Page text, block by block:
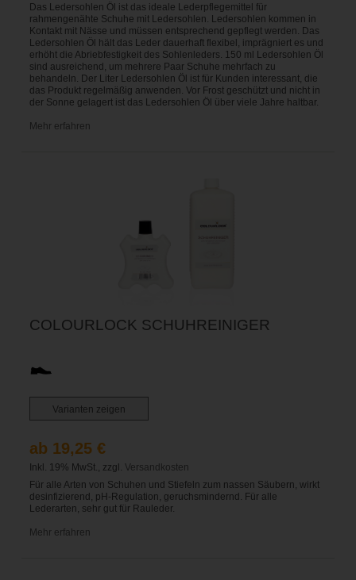
Das Ledersohlen Öl ist das ideale Lederpflegemittel für
rahmengenähte Schuhe mit Ledersohlen. Ledersohlen kommen in
Kontakt mit Nässe und müssen entsprechend gepflegt werden. Das
Ledersohlen Öl hält das Leder dauerhaft flexibel, imprägniert es und
erhöht die Abriebfestigkeit des Sohlenleders. 150 ml Ledersohlen Öl
sind ausreichend, um mehrere Paar Schuhe mehrfach zu
behandeln. Der Liter Ledersohlen Öl ist für Kunden interessant, die
das Produkt regelmäßig anwenden. Vor Frost geschützt und nicht in
der Sonne gelagert ist das Ledersohlen Öl über viele Jahre haltbar.
Mehr erfahren
COLOURLOCK SCHUHREINIGER
Varianten zeigen
ab 19,25 €
Inkl. 19% MwSt., zzgl. Versandkosten
Für alle Arten von Schuhen und Stiefeln zum nassen Säubern, wirkt
desinfizierend, pH-Regulation, geruchsmindernd. Für alle
Lederarten, sehr gut für Rauleder.
Mehr erfahren